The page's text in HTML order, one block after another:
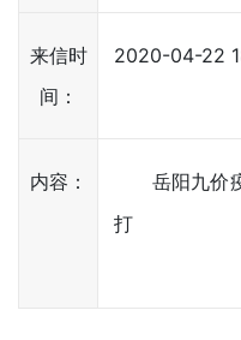
来信时
间：
2020-04-22
内容：
岳阳九价
打